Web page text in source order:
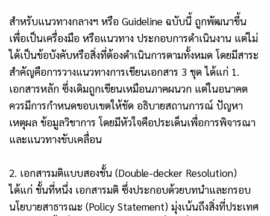
สำหรับแนวทางกลางฯ หรือ Guideline ฉบับนี้ ถูกพัฒนาขึ้น
เพื่อเป็นเครื่องมือ หรือแนวทาง ประกอบการดำเนินงาน แต่ไม่
ได้เป็นข้อบังคับหรือสิ่งที่ต้องดำเนินการตามทั้งหมด โดยมีสาระ
สำคัญคือการวางแนวทางการเขียนเอกสาร 3 ชุด ได้แก่ 1.
เอกสารหลัก ซึ่งเดิมถูกเขียนเหมือนภาคผนวก แต่ในอนาคต
ควรมีการกำหนดขอบเขตให้ชัด อธิบายสถานการณ์ ปัญหา
เหตุผล ข้อมูลวิชาการ โดยมีหัวใจคือประเด็นเพื่อการพิจารณา
และแนวทางขับเคลื่อน
2. เอกสารมติแบบสองชั้น (Double-decker Resolution)
ได้แก่ ชั้นที่หนึ่ง เอกสารมติ ซึ่งประกอบด้วยบทนำและกรอบ
นโยบายสาธารณะ (Policy Statement) มุ่งเน้นถึงสิ่งที่ประเทศ